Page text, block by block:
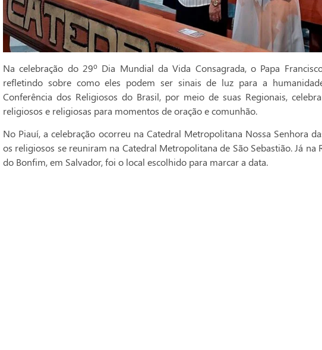
Na celebração do 29º Dia Mundial da Vida Consagrada, o Papa
refletindo sobre como eles podem ser sinais de luz para a
Conferência dos Religiosos do Brasil, por meio de suas Regionais,
religiosos e religiosas para momentos de oração e comunhão.
No Piauí, a celebração ocorreu na Catedral Metropolitana Nossa Senhora
os religiosos se reuniram na Catedral Metropolitana de São Sebastião. Já na
do Bonfim, em Salvador, foi o local escolhido para marcar a data.